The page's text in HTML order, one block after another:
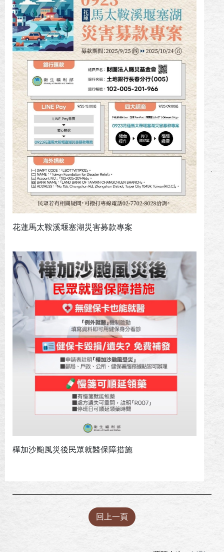
花蓮馬太鞍溪堰塞湖災害募款專案
樺加沙颱風災後民眾就醫保障措施
回上一頁